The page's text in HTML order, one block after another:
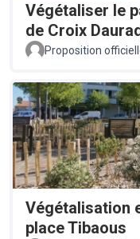
Végétaliser le
de Croix
Proposition
Végétalisation
place Tibaous